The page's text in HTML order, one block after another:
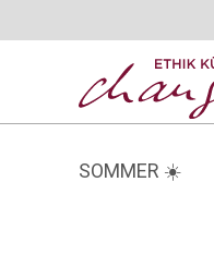
SOMMER ☀️